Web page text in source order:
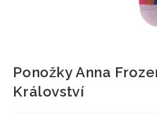
Ponožky Anna
Království